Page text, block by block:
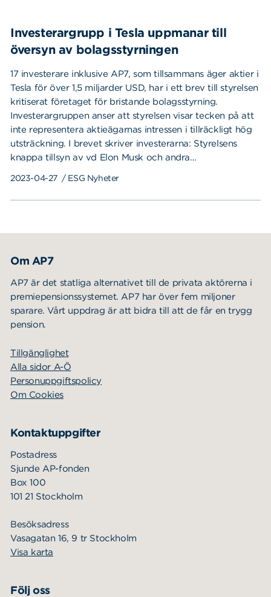
Investerargrupp i Tesla uppmanar till
översyn av bolagsstyrningen
17 investerare inklusive AP7, som tillsammans äger aktier i
Tesla för över 1,5 miljarder USD, har i ett brev till styrelsen
kritiserat företaget för bristande bolagsstyrning.
Investerargruppen anser att styrelsen visar tecken på att
inte representera aktieägarnas intressen i tillräckligt hög
utsträckning. I brevet skriver investerarna: Styrelsens
knappa tillsyn av vd Elon Musk och andra…
2023-04-27 / ESG Nyheter
Om AP7
AP7 är det statliga alternativet till de privata aktörerna i
premiepensionssystemet. AP7 har över fem miljoner
sparare. Vårt uppdrag är att bidra till att de får en trygg
pension.
Tillgänglighet
Alla sidor A-Ö
Personuppgiftspolicy
Om Cookies
Kontaktuppgifter
Postadress
Sjunde AP-fonden
Box 100
101 21 Stockholm
Besöksadress
Vasagatan 16, 9 tr Stockholm
Visa karta
Följ oss